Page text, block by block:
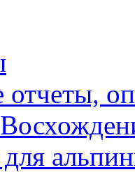
отчеты,